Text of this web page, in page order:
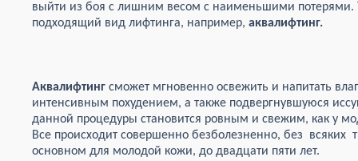
выйти из боя с лишним весом с наименьшими потерями.
подходящий вид лифтинга, например, аквалифтинг.
Аквалифтинг сможет мгновенно освежить и напитать
интенсивным похудением, а также подвергнувшуюся
данной процедуры становится ровным и свежим, как у
Все происходит совершенно безболезненно, без всяких
основном для молодой кожи, до двадцати пяти лет.